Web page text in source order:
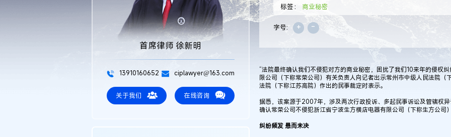
首席律师 徐新明
13910160652 ciplawyer@163.com
关于我们 在线咨询
标签： 商业秘密
字号: + -
“法院最终确认我们不侵犯对方的商业秘密，困扰了我们10来年的侵权
限公司（下称常荣公司）有关负责人向记者出示常州市中级人民法院
法院（下称江苏高院）作出的民事裁定时表示。
据悉，该案源于2007年，涉及两次行政投诉、多起民事诉讼及管辖权
确认常荣公司不侵犯浙江省宁波生方横店电器有限公司（下称生方公司
纠纷频发 悬而未决